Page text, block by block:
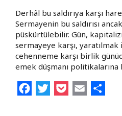
Derhâl bu saldırıya karşı
Sermayenin bu saldırısı
püskürtülebilir. Gün,
sermayeye karşı,
cehenneme karşı birlik
emek düşmanı politikalarına
FacebookTwitterPocketEmail